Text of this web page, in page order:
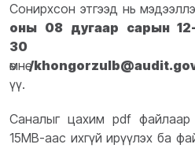
Сонирхсон этгээд нь
оны 08 дугаар сарын
30
өмнө/
үү.
Саналыг цахим pdf файлаар
15MB-аас ихгүй ирүүлэх ба